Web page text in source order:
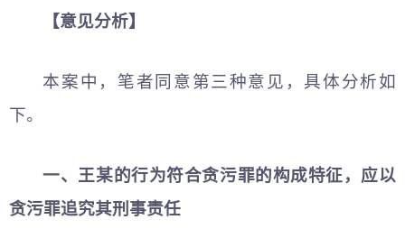
【意见分析】
本案中，笔者同意第三种意见，具体分析如
下。
一、王某的行为符合贪污罪的构成特征，应以
贪污罪追究其刑事责任